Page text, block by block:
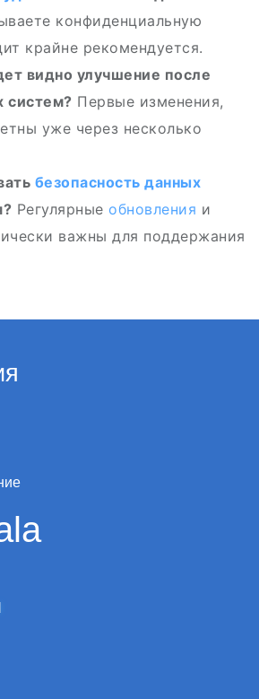
конфиденциальную
крайне рекомендуется.
видно улучшение после
систем? Первые изменения,
уже через несколько
безопасность данных
Регулярные обновления и
важны для поддержания